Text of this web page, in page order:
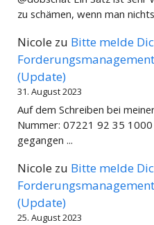
zu schämen, wenn man
Nicole zu Bitte melde
(Update)
31. August 2023
Auf dem Schreiben bei
Nummer: 07221 92 35
gegangen ...
Nicole zu Bitte melde
(Update)
25. August 2023